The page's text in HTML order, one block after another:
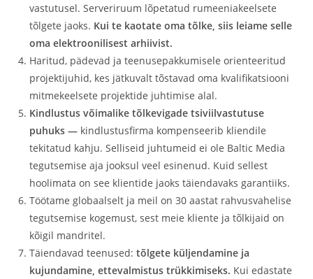
vastutusel. Serveriruum lõpetatud rumeeniakeelsete
tõlgete jaoks. Kui te kaotate oma tõlke, siis leiame selle
oma elektroonilisest arhiivist.
Haritud, pädevad ja teenusepakkumisele orienteeritud
projektijuhid, kes jätkuvalt tõstavad oma kvalifikatsiooni
mitmekeelsete projektide juhtimise alal.
Kindlustus võimalike tõlkevigade tsiviilvastutuse
puhuks — kindlustusfirma kompenseerib kliendile
tekitatud kahju. Selliseid juhtumeid ei ole Baltic Media
tegutsemise aja jooksul veel esinenud. Kuid sellest
hoolimata on see klientide jaoks täiendavaks garantiiks.
Töötame globaalselt ja meil on 30 aastat rahvusvahelise
tegutsemise kogemust, sest meie kliente ja tõlkijaid on
kõigil mandritel.
Täiendavad teenused:tõlgete küljendamine ja
kujundamine, ettevalmistus trükkimiseks. Kui edastate